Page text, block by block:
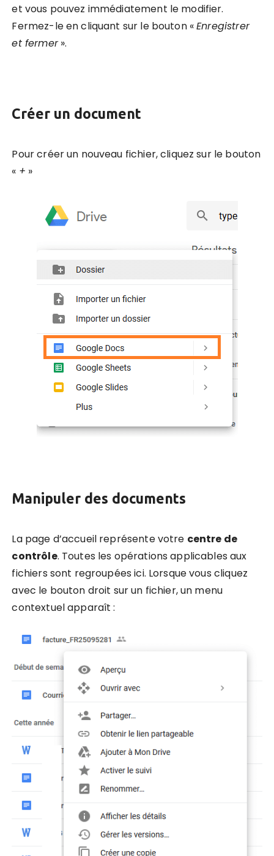
et vous pouvez immédiatement le modifier.
Fermez-le en cliquant sur le bouton «Enregistrer
et fermer».
Créer un document
Pour créer un nouveau fichier, cliquez sur le bouton
« + »
Manipuler des documents
La page d’accueil représente votre centre de
contrôle. Toutes les opérations applicables aux
fichiers sont regroupées ici. Lorsque vous cliquez
avec le bouton droit sur un fichier, un menu
contextuel apparaît :